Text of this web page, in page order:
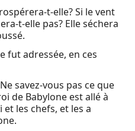
t-elle? Si le vent
t-elle pas? Elle séchera
fut adressée, en ces
savez-vous pas ce que
de Babylone est allé à
et les chefs, et les a